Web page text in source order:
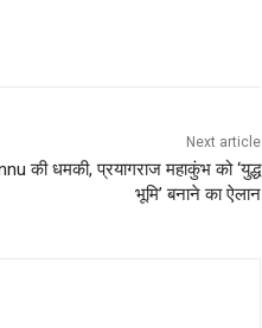
Next article
की धमकी, प्रयागराज महाकुंभ को ‘युद्ध
भूमि’ बनाने का ऐलान